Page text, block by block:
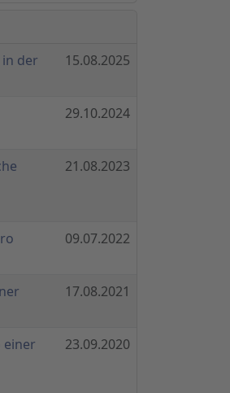
der
15.08.2025
29.10.2024
21.08.2023
09.07.2022
17.08.2021
einer
23.09.2020